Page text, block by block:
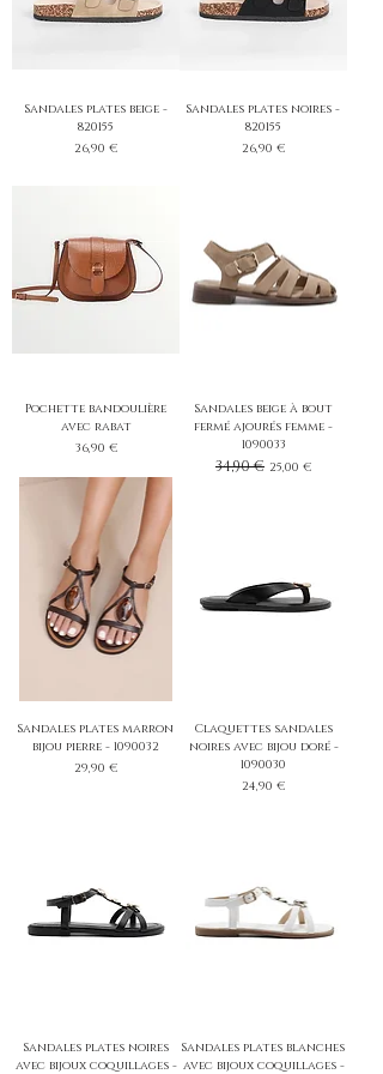
Sandales plates beige -
820155
Prix
26,90 €
Sandales plates noires -
820155
Prix
26,90 €
Pochette bandoulière
avec rabat
Prix
36,90 €
Sandales beige à bout
fermé ajourés femme -
1090033
Prix original
34,90 € Prix promotionnel
25,00 €
Sandales plates marron
bijou pierre - 1090032
Prix
29,90 €
Claquettes sandales
noires avec bijou doré -
1090030
Prix
24,90 €
Sandales plates noires
avec bijoux coquillages -
Sandales plates blanches
avec bijoux coquillages -